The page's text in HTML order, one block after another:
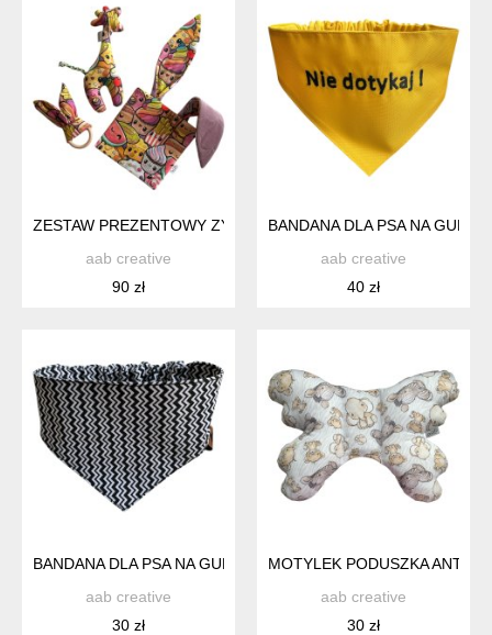
ZESTAW PREZENTOWY ZYRAFA, SZMATKA SENSORYCZNA I
aab creative
90 zł
BANDANA DLA PSA NA
aab creative
40 zł
BANDANA DLA PSA NA GUMCE ROZMIAR XS (24-30)
aab creative
30 zł
MOTYLEK PODUSZKA
aab creative
30 zł